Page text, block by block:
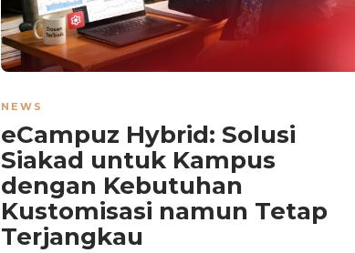
NEWS
eCampuz Hybrid: Solusi
Siakad untuk Kampus
dengan Kebutuhan
Kustomisasi namun Tetap
Terjangkau